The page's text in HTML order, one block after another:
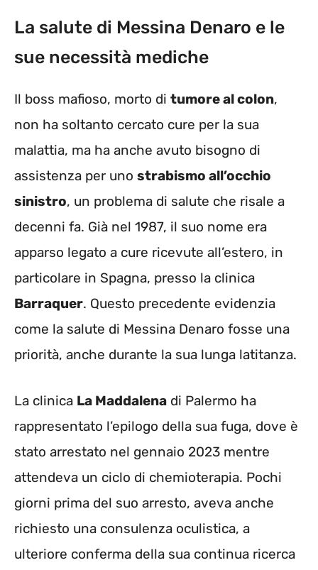
La salute di Messina Denaro e le
sue necessità mediche
Il boss mafioso, morto di tumore al colon,
non ha soltanto cercato cure per la sua
malattia, ma ha anche avuto bisogno di
assistenza per uno strabismo all’occhio
sinistro, un problema di salute che risale a
decenni fa. Già nel 1987, il suo nome era
apparso legato a cure ricevute all’estero, in
particolare in Spagna, presso la clinica
Barraquer. Questo precedente evidenzia
come la salute di Messina Denaro fosse una
priorità, anche durante la sua lunga latitanza.
La clinica La Maddalena di Palermo ha
rappresentato l’epilogo della sua fuga, dove è
stato arrestato nel gennaio 2023 mentre
attendeva un ciclo di chemioterapia. Pochi
giorni prima del suo arresto, aveva anche
richiesto una consulenza oculistica, a
ulteriore conferma della sua continua ricerca